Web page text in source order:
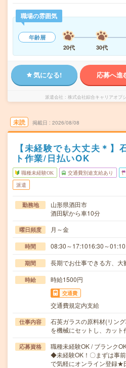
職場の雰囲気
年齢層
20代
30代
気になる! 応募へ進
派遣会社 株式会社綜合キャリアオプ
未読 掲載日 2026/08/08
【未経験でも大丈夫＊】
ト作業/日払いOK
職種未経験OK 交通費別途支給あり
派遣
勤務地
山形県酒田市
酒田駅から車10分
曜日頻度 月～金
時間 08:30～17:1016:30～01:10
期間 長期でお仕事できる方、大
時給 時給1500円
交通費
交通費規定内支給
仕事内容
石英ガラスの原料材(リン
を機械にセットし、カッ
応募資格
職種未経験OK / ブランク
◆未経験OK！〇まずは事
で気軽にオンライン登録